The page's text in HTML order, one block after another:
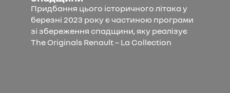
Придбання цього історичного літака у
березні 2023 року є частиною програми
зі збереження спадщини, яку реалізує
The Originals Renault – La Collection